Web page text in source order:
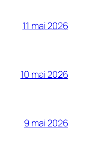
11 mai 2026
10 mai 2026
9 mai 2026